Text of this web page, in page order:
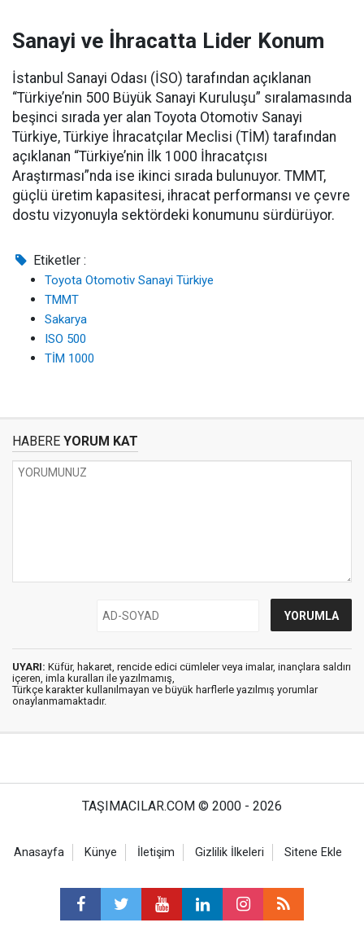
Sanayi ve İhracatta Lider Konum
İstanbul Sanayi Odası (İSO) tarafından açıklanan
“Türkiye’nin 500 Büyük Sanayi Kuruluşu” sıralamasında
beşinci sırada yer alan Toyota Otomotiv Sanayi
Türkiye, Türkiye İhracatçılar Meclisi (TİM) tarafından
açıklanan “Türkiye’nin İlk 1000 İhracatçısı
Araştırması”nda ise ikinci sırada bulunuyor. TMMT,
güçlü üretim kapasitesi, ihracat performansı ve çevre
dostu vizyonuyla sektördeki konumunu sürdürüyor.
Etiketler :
Toyota Otomotiv Sanayi Türkiye
TMMT
Sakarya
ISO 500
TİM 1000
HABERE YORUM KAT
UYARI: Küfür, hakaret, rencide edici cümleler veya imalar, inançlara saldırı
içeren, imla kuralları ile yazılmamış,
Türkçe karakter kullanılmayan ve büyük harflerle yazılmış yorumlar
onaylanmamaktadır.
TAŞIMACILAR.COM © 2000 - 2026
Anasayfa Künye İletişim Gizlilik İlkeleri Sitene Ekle